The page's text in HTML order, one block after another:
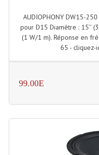
Flight-
Flight-
Rack 19"
Sac
AUDIOPHONY DW15-
pour D15 Diamètre : 15’’
(1 W/1 m). Réponse en
65 - cliquez-
99.00E